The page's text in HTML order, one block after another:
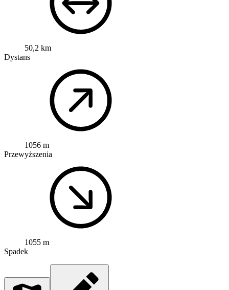
50,2 km
Dystans
1056 m
Przewyższenia
1055 m
Spadek